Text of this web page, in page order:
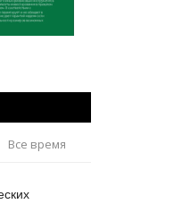
Все время